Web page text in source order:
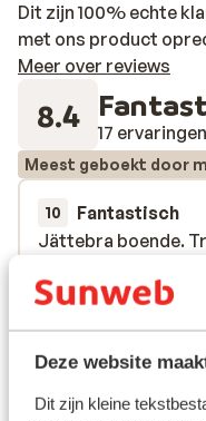
Deze website
Dit zijn kleine
Dit zijn 100% echte
met ons product
Meer over reviews
8.4 17 ervaringen
Meest geboekt door
10 Fantastisch
Jättebra boende.
god middag och
Jättebra boende.
god middag och
Anoniem
Met partner